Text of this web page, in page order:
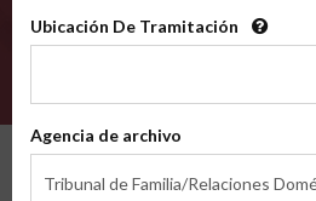
Ubicación De Tramitación
Tramitación
Agencia de archivo
Tribunal de Familia/Relaciones
de